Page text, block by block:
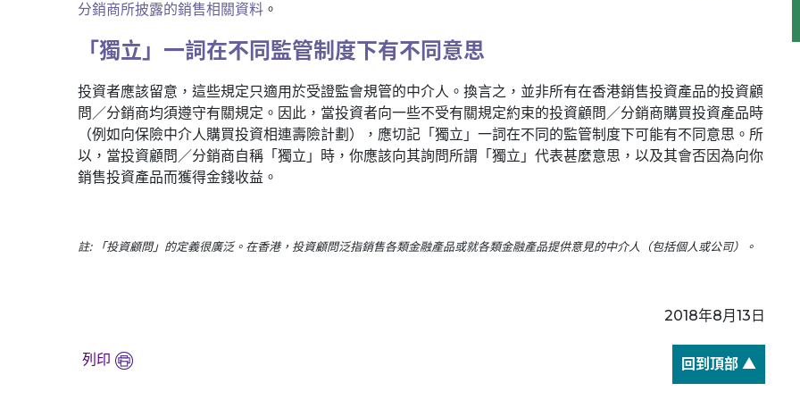
分銷商所披露的銷售相關資料 。
「獨立」一詞在不同監管制度下有不同意思
投資者應該留意，這些規定只適用於受證監會規管的中介人。換言之，並非所有在香港銷售投資產品的投資顧
問／分銷商均須遵守有關規定。因此，當投資者向一些不受有關規定約束的投資顧問／分銷商購買投資產品時
（例如向保險中介人購買投資相連壽險計劃），應切記「獨立」一詞在不同的監管制度下可能有不同意思。所
以，當投資顧問／分銷商自稱「獨立」時，你應該向其詢問所謂「獨立」代表甚麼意思，以及其會否因為向你
銷售投資產品而獲得金錢收益。
註: 「投資顧問」的定義很廣泛。在香港，投資顧問泛指銷售各類金融產品或就各類金融產品提供意見的中介人（包括個人或公司）。
2018年8月13日
列印 回到頂部 ▲